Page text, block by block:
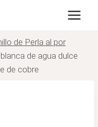
de Perla al por
de agua dulce
de cobre